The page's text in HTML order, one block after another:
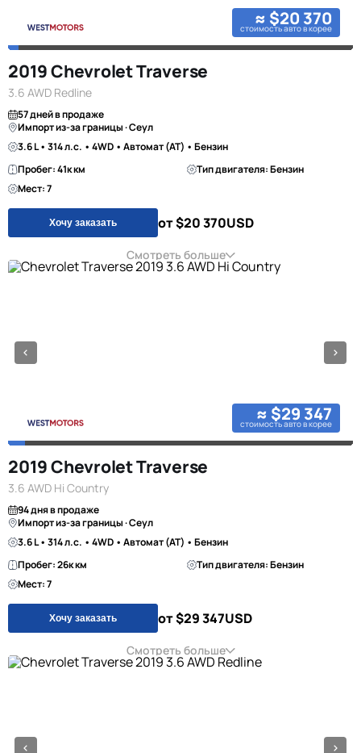
≈ $20 370
стоимость авто в корее
2019 Chevrolet Traverse
3.6 AWD Redline
57 дней в продаже
Импорт из-за границы · Сеул
3.6 L • 314 л.с. • 4WD • Автомат (AT) • Бензин
Пробег: 41к км
Тип двигателя: Бензин
Мест: 7
Хочу заказать от $20 370USD
Смотреть больше
≈ $29 347
стоимость авто в корее
2019 Chevrolet Traverse
3.6 AWD Hi Country
94 дня в продаже
Импорт из-за границы · Сеул
3.6 L • 314 л.с. • 4WD • Автомат (AT) • Бензин
Пробег: 26к км
Тип двигателя: Бензин
Мест: 7
Хочу заказать от $29 347USD
Смотреть больше